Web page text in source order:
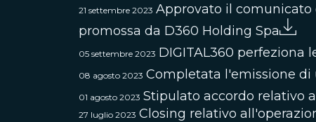
21 settembre 2023 Approvato il
promossa da D360 Holding Spa
05 settembre 2023 DIGITAL360 perfeziona
08 agosto 2023 Completata l'emissione
01 agosto 2023 Stipulato accordo relativo
27 luglio 2023 Closing relativo